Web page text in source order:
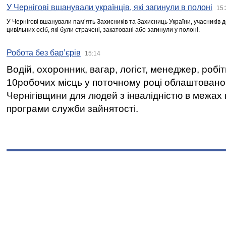
У Чернігові вшанували українців, які загинули в полоні
У Чернігові вшанували пам’ять Захисників та Захисниць України,
цивільних осіб, які були страчені, закатовані або загинули у полоні.
Робота без бар’єрів 15:14
Водій, охоронник, вагар, логіст, менеджер,
10робочих місць у поточному році
Чернігівщини для людей з інвалідністю в межах
програми служби зайнятості.